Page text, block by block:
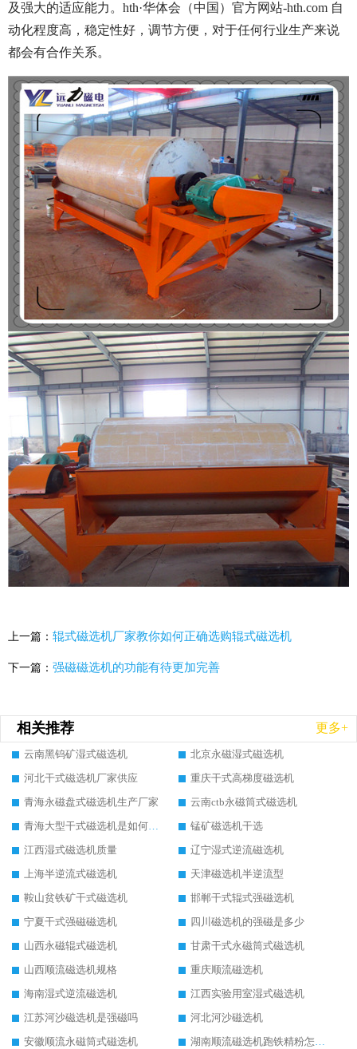
及强大的适应能力。hth·华体会（中国）官方网站-hth.com 自
动化程度高，稳定性好，调节方便，对于任何行业生产来说
都会有合作关系。
上一篇： 辊式磁选机厂家教你如何正确选购辊式磁选机
下一篇： 强磁磁选机的功能有待更加完善
相关推荐 更多+
云南黑钨矿湿式磁选机
北京永磁湿式磁选机
河北干式磁选机厂家供应
重庆干式高梯度磁选机
青海永磁盘式磁选机生产厂家
云南ctb永磁筒式磁选机
青海大型干式磁选机是如何选矿的
锰矿磁选机干选
江西湿式磁选机质量
辽宁湿式逆流磁选机
上海半逆流式磁选机
天津磁选机半逆流型
鞍山贫铁矿干式磁选机
邯郸干式辊式强磁选机
宁夏干式强磁磁选机
四川磁选机的强磁是多少
山西永磁辊式磁选机
甘肃干式永磁筒式磁选机
山西顺流磁选机规格
重庆顺流磁选机
海南湿式逆流磁选机
江西实验用室湿式磁选机
江苏河沙磁选机是强磁吗
河北河沙磁选机
安徽顺流永磁筒式磁选机
湖南顺流磁选机跑铁精粉怎么处理